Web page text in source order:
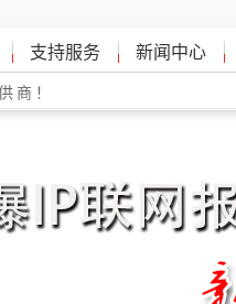
支持服务 新闻中心
商！